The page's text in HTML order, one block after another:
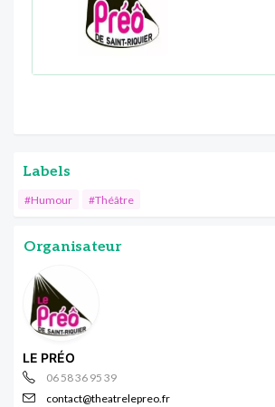
Labels
#Humour #Théâtre
Organisateur
LE PRÉO
06 58 36 95 39
contact@theatrelepreo.fr